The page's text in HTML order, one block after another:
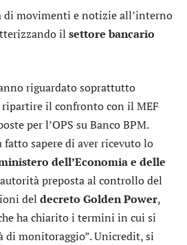
di movimenti e notizie all’interno
il settore bancario
riguardato soprattutto
ripartire il confronto con il MEF
per l’OPS su Banco BPM.
sapere di aver ricevuto lo
dell’Economia e delle
preposta al controllo del
del decreto Golden Power,
ha chiarito i termini in cui si
monitoraggio”. Unicredit, si